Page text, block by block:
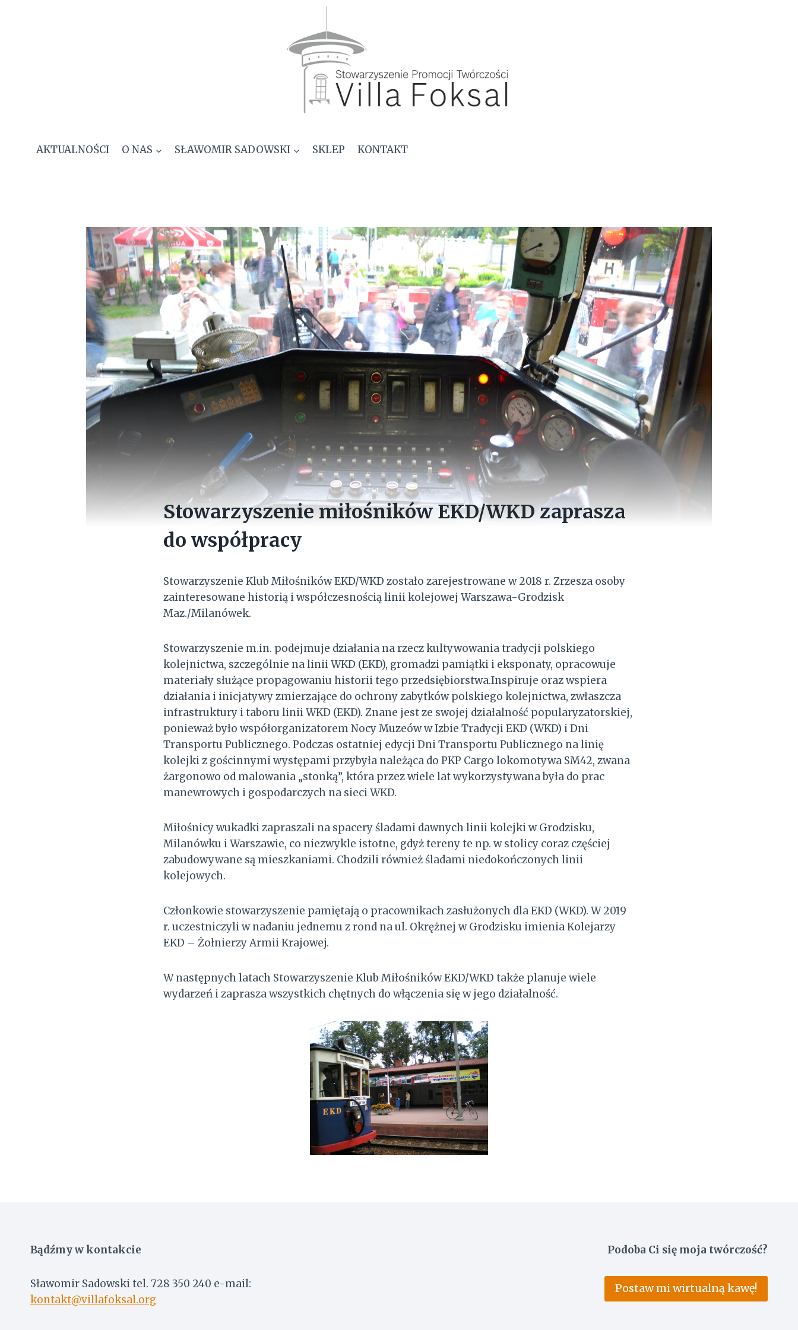
AKTUALNOŚCI O NAS SŁAWOMIR SADOWSKI SKLEP KONTAKT
Stowarzyszenie miłośników EKD/WKD zaprasza
do współpracy
Stowarzyszenie Klub Miłośników EKD/WKD zostało zarejestrowane w 2018 r. Zrzesza osoby
zainteresowane historią i współczesnością linii kolejowej Warszawa-Grodzisk
Maz./Milanówek.
Stowarzyszenie m.in. podejmuje działania na rzecz kultywowania tradycji polskiego
kolejnictwa, szczególnie na linii WKD (EKD), gromadzi pamiątki i eksponaty, opracowuje
materiały służące propagowaniu historii tego przedsiębiorstwa.Inspiruje oraz wspiera
działania i inicjatywy zmierzające do ochrony zabytków polskiego kolejnictwa, zwłaszcza
infrastruktury i taboru linii WKD (EKD). Znane jest ze swojej działalność popularyzatorskiej,
ponieważ było współorganizatorem Nocy Muzeów w Izbie Tradycji EKD (WKD) i Dni
Transportu Publicznego. Podczas ostatniej edycji Dni Transportu Publicznego na linię
kolejki z gościnnymi występami przybyła należąca do PKP Cargo lokomotywa SM42, zwana
żargonowo od malowania „stonką”, która przez wiele lat wykorzystywana była do prac
manewrowych i gospodarczych na sieci WKD.
Miłośnicy wukadki zapraszali na spacery śladami dawnych linii kolejki w Grodzisku,
Milanówku i Warszawie, co niezwykle istotne, gdyż tereny te np. w stolicy coraz częściej
zabudowywane są mieszkaniami. Chodzili również śladami niedokończonych linii
kolejowych.
Członkowie stowarzyszenie pamiętają o pracownikach zasłużonych dla EKD (WKD). W 2019
r. uczestniczyli w nadaniu jednemu z rond na ul. Okrężnej w Grodzisku imienia Kolejarzy
EKD – Żołnierzy Armii Krajowej.
W następnych latach Stowarzyszenie Klub Miłośników EKD/WKD także planuje wiele
wydarzeń i zaprasza wszystkich chętnych do włączenia się w jego działalność.
Bądźmy w kontakcie
Sławomir Sadowski tel. 728 350 240 e-mail:
kontakt@villafoksal.org
Podoba Ci się moja twórczość?
Postaw mi wirtualną kawę!